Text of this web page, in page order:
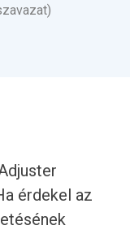
érdekel az